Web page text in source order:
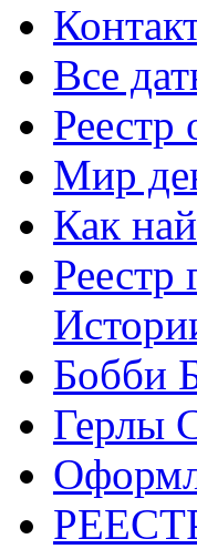
Все
Реестр
Мир
Как
Реестр
Бобби
Герлы